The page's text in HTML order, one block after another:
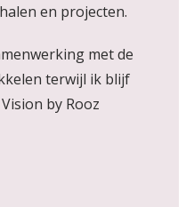
en projecten.
met de
terwijl ik blijf
by Rooz